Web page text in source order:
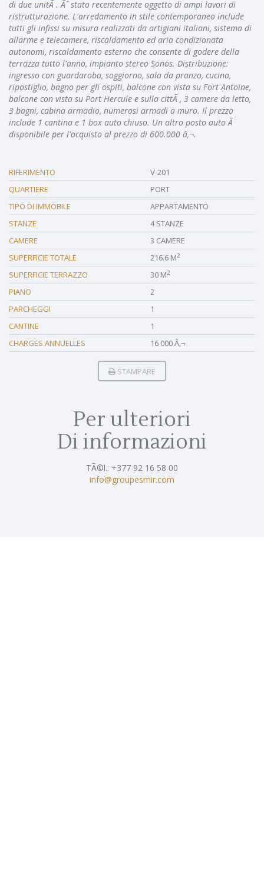
di due unitÃ . Ãˆ stato recentemente oggetto di ampi lavori di
ristrutturazione. L'arredamento in stile contemporaneo include
tutti gli infissi su misura realizzati da artigiani italiani, sistema di
allarme e telecamere, riscaldamento ed aria condizionata
autonomi, riscaldamento esterno che consente di godere della
terrazza tutto l'anno, impianto stereo Sonos. Distribuzione:
ingresso con guardaroba, soggiorno, sala da pranzo, cucina,
ripostiglio, bagno per gli ospiti, balcone con vista su Fort Antoine,
balcone con vista su Port Hercule e sulla cittÃ , 3 camere da letto,
3 bagni, cabina armadio, numerosi armadi a muro. Il prezzo
include 1 cantina e 1 box auto chiuso. Un altro posto auto Ã¨
disponibile per l'acquisto al prezzo di 600.000 â‚¬.
RIFERIMENTO
V-201
QUARTIERE
PORT
TIPO DI IMMOBILE
APPARTAMENTO
STANZE
4 STANZE
CAMERE
3 CAMERE
SUPERFICIE TOTALE
216.6 M2
SUPERFICIE TERRAZZO 30 M2
PIANO
2
PARCHEGGI
1
CANTINE
1
CHARGES ANNUELLES
16 000 Â‚¬
STAMPARE
Per ulteriori
Di informazioni
TÃ©l.: +377 92 16 58 00
info@groupesmir.com